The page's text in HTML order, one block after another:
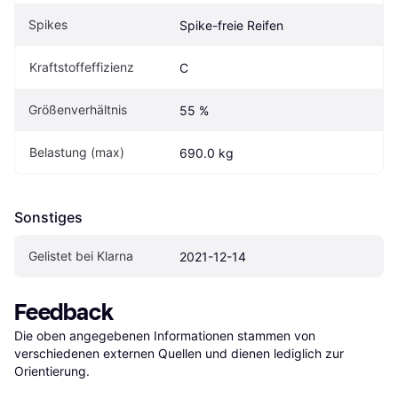
Spikes Spike-freie Reifen
Kraftstoffeffizienz C
Größenverhältnis 55 %
Belastung (max) 690.0 kg
Sonstiges
Gelistet bei Klarna 2021-12-14
Feedback
Die oben angegebenen Informationen stammen von
verschiedenen externen Quellen und dienen lediglich zur
Orientierung.